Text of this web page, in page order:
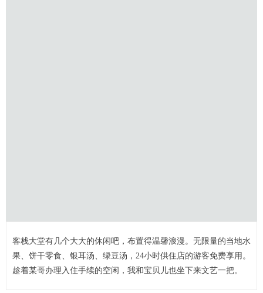
客栈大堂有几个大大的休闲吧，布置得温馨浪漫。无限量的当地水
果、饼干零食、银耳汤、绿豆汤，24小时供住店的游客免费享用。
趁着某哥办理入住手续的空闲，我和宝贝儿也坐下来文艺一把。